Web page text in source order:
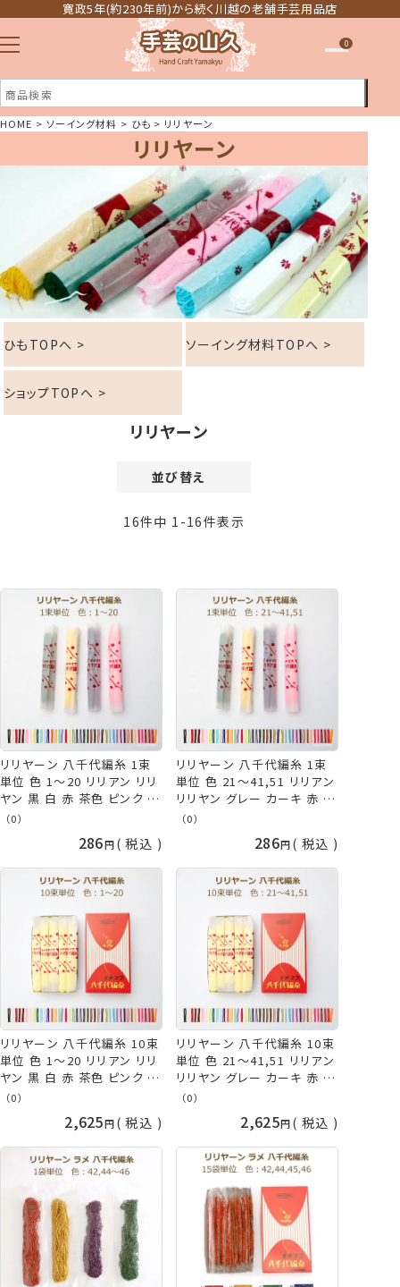
寛政5年(約230年前)から続く川越の老舗手芸用品店
注文履歴
ほしい物リスト
0
HOME ソーイング材料 ひも リリヤーン
リリヤーン
ひもTOPへ > ソーイング材料TOPへ >
ショップTOPへ >
リリヤーン
並び替え
価格が高い順
おすすめ順
レビュー順
16件中 1 -16件表示
リリヤーン 八千代編糸 1束
単位 色 1～20 リリアン リリ
ヤン 黒 白 赤 茶色 ピンク 黄
色 緑 青 水色 紺 オレンジ 紫
ウン イエロー グリーン ブル
ー ネイビー パープル ニッチ
ング 手まり タッセル イナズ
マ ネコポス可 手芸の山久
（0）
286 税込
リリヤーン 八千代編糸 1束
単位 色 21～41,51 リリアン
リリヤン グレー カーキ 赤 茶
色 ピンク 黄色 緑 青 水色 オ
エロー グリーン ブルー ベー
ジュ パープル ニッチング 手
まり タッセル イナズマ ネコ
ポス可 手芸の山久
（0）
286 税込
リリヤーン 八千代編糸 10束
単位 色 1～20 リリアン リリ
ヤン 黒 白 赤 茶色 ピンク 黄
色 緑 青 水色 紺 オレンジ 紫
ウン イエロー グリーン ブル
ー ネイビー パープル ニッチ
ング 手まり タッセル イナズ
マ 手芸の山久
（0）
2,625 税込
リリヤーン 八千代編糸 10束
単位 色 21～41,51 リリアン
リリヤン グレー カーキ 赤 茶
色 ピンク 黄色 緑 青 水色 オ
エロー グリーン ブルー ベー
ジュ パープル ニッチング 手
まり タッセル イナズマ 手芸
の山久
（0）
2,625 税込